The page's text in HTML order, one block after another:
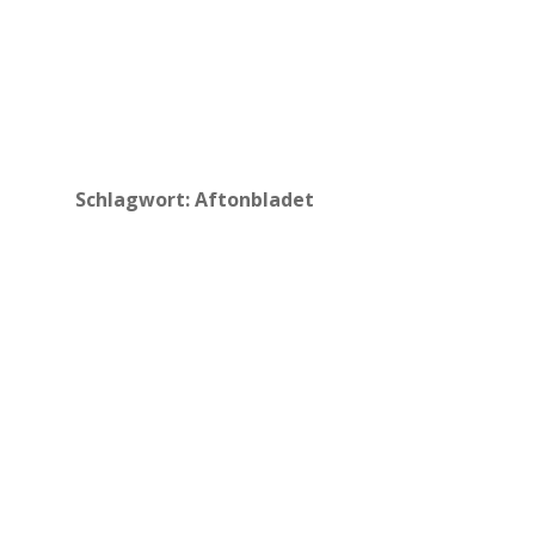
Schlagwort:Aftonbladet